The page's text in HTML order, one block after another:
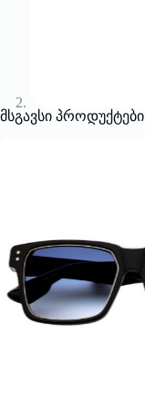
მსგავსი პროდუქტები